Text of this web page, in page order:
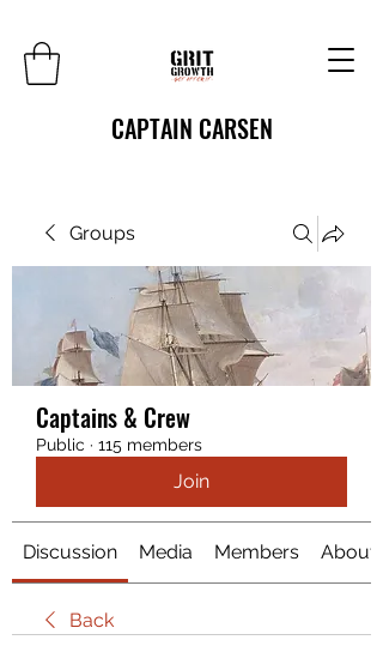
CAPTAIN CARSEN
Groups
Captains & Crew
Public · 115 members
Join
Discussion Media Members About
Back